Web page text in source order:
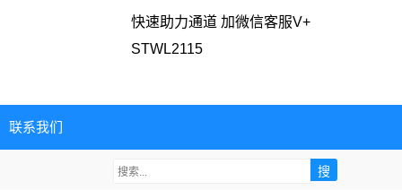
快速助力通道 加微信客服V+
STWL2115
联系我们